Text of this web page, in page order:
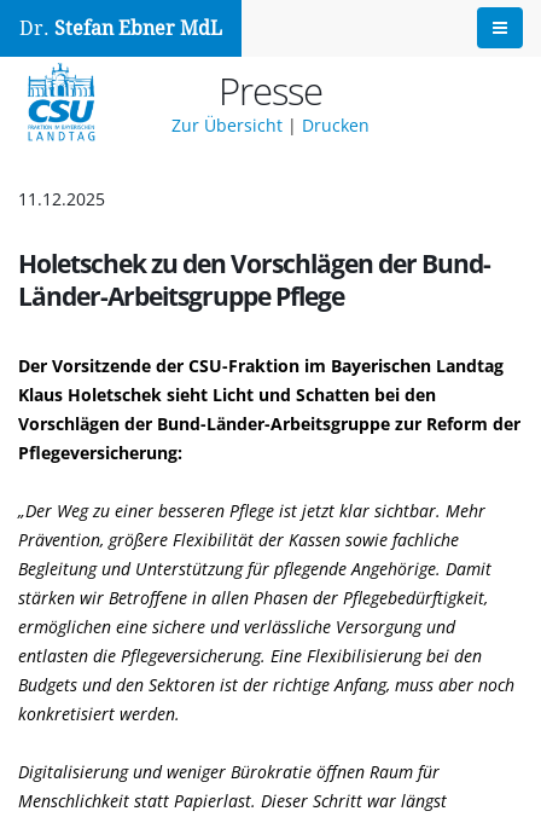
Dr. Stefan Ebner MdL
Presse
Zur Übersicht | Drucken
11.12.2025
Holetschek zu den Vorschlägen der Bund-
Länder-Arbeitsgruppe Pflege
Der Vorsitzende der CSU-Fraktion im Bayerischen Landtag
Klaus Holetschek sieht Licht und Schatten bei den
Vorschlägen der Bund-Länder-Arbeitsgruppe zur Reform der
Pflegeversicherung:
Der Weg zu einer besseren Pflege ist jetzt klar sichtbar. Mehr
Prävention, größere Flexibilität der Kassen sowie fachliche
Begleitung und Unterstützung für pflegende Angehörige. Damit
stärken wir Betroffene in allen Phasen der Pflegebedürftigkeit,
ermöglichen eine sichere und verlässliche Versorgung und
entlasten die Pflegeversicherung. Eine Flexibilisierung bei den
Budgets und den Sektoren ist der richtige Anfang, muss aber noch
konkretisiert werden.
Digitalisierung und weniger Bürokratie öffnen Raum für
Menschlichkeit statt Papierlast. Dieser Schritt war längst